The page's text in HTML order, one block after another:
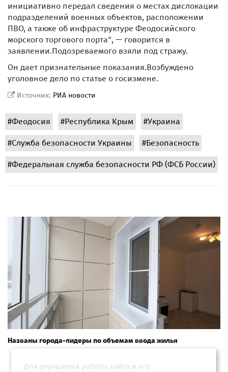
инициативно передал сведения о местах дислокации
подразделений военных объектов, расположении
ПВО, а также об инфраструктуре Феодосийского
морского торгового порта", — говорится в
заявлении.Подозреваемого взяли под стражу.
Он дает признательные показания.Возбуждено
уголовное дело по статье о госизмене.
Источник: РИА новости
#Феодосия #Республика Крым #Украина
#Служба безопасности Украины #Безопасность
#Федеральная служба безопасности РФ (ФСБ России)
Названы города-лидеры по объемам ввода жилья
Для улучшения работы сайта и его